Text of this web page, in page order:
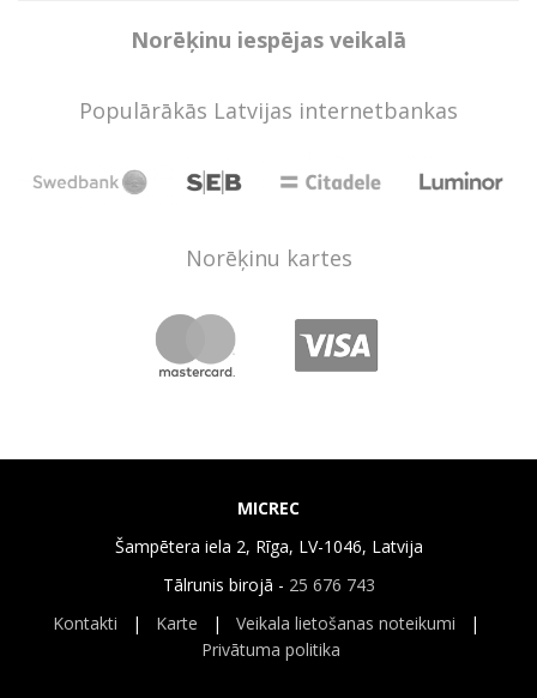
Norēķinu iespējas veikalā
Populārākās Latvijas internetbankas
Norēķinu kartes
MICREC
Šampētera iela 2, Rīga, LV-1046, Latvija
Tālrunis birojā - 25 676 743
Kontakti | Karte | Veikala lietošanas noteikumi |
Privātuma politika